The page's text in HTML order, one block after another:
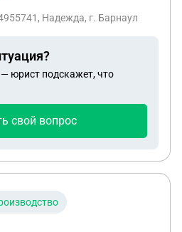
в 2017. Что делать
наши действия должны
последствия для
Надежда, г. Барнаул
юрист подскажет, что
свой вопрос